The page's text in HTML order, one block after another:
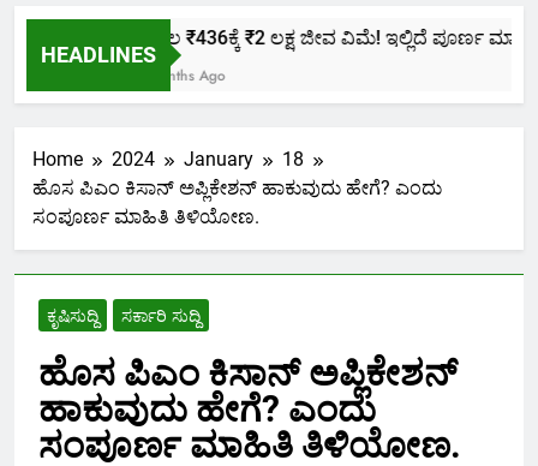
HEADLINES
ಕೇವಲ ₹436ಕ್ಕೆ ₹2 ಲಕ್ಷ ಜೀವ ವಿಮೆ! ಇಲ್ಲಿದೆ ಪೂರ್ಣ ಮಾಹಿತಿ.
2 Months Ago
Home 2024 January
18
ಹೊಸ ಪಿಎಂ ಕಿಸಾನ್ ಅಪ್ಲಿಕೇಶನ್ ಹಾಕುವುದು ಹೇಗೆ? ಎಂದು
ಸಂಪೂರ್ಣ ಮಾಹಿತಿ ತಿಳಿಯೋಣ.
ಕೃಷಿಸುದ್ದಿ ಸರ್ಕಾರಿ ಸುದ್ದಿ
ಹೊಸ ಪಿಎಂ ಕಿಸಾನ್ ಅಪ್ಲಿಕೇಶನ್
ಹಾಕುವುದು ಹೇಗೆ? ಎಂದು
ಸಂಪೂರ್ಣ ಮಾಹಿತಿ ತಿಳಿಯೋಣ.